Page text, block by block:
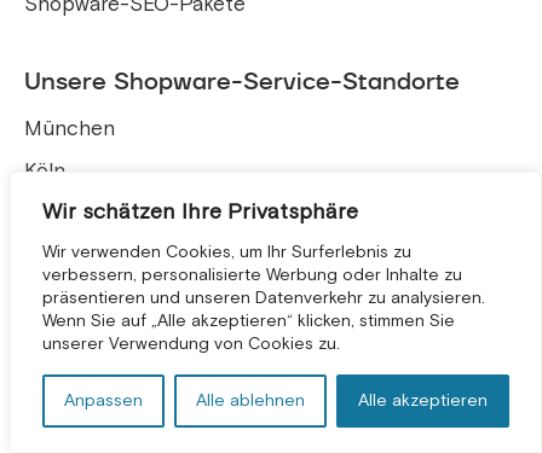
Wir schätzen Ihre Privatsphäre
Wir verwenden Cookies, um Ihr Surferlebnis zu
verbessern, personalisierte Werbung oder Inhalte zu
präsentieren und unseren Datenverkehr zu analysieren.
Wenn Sie auf „Alle akzeptieren“ klicken, stimmen Sie
unserer Verwendung von Cookies zu.
Anpassen Alle ablehnen Alle akzeptieren
KOSTENLOSE BERATUNG *
Unsere Shopware-Service-Standorte
München
Köln
Frankfurt
Hamburg
Berlin
Entwickler anheuern
Shopware Entwickler